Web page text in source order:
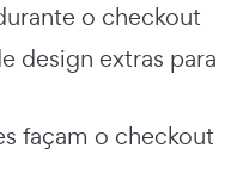
o checkout
design extras para
façam o checkout